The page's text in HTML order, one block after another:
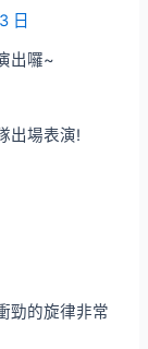
日
出囉~
出場表演!
勁的旋律非常